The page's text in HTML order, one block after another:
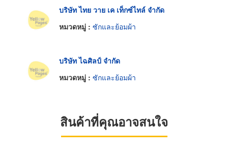
บริษัท ไทย วาย เค เท็กซ์ไทล์ จำกัด
หมวดหมู่ : ซักและย้อมผ้า
บริษัท ไฉศิลป์ จำกัด
หมวดหมู่ : ซักและย้อมผ้า
สินค้าที่คุณอาจสนใจ